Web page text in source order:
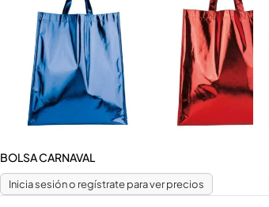
BOLSA CARNAVAL
Inicia sesión o regístrate para ver precios